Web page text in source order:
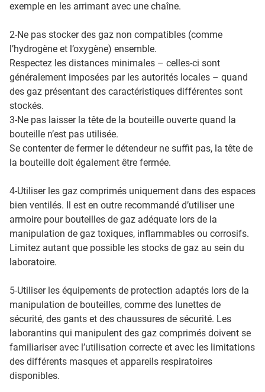
exemple en les arrimant avec une chaîne.
2-Ne pas stocker des gaz non compatibles (comme
l’hydrogène et l’oxygène) ensemble.
Respectez les distances minimales – celles-ci sont
généralement imposées par les autorités locales – quand
des gaz présentant des caractéristiques différentes sont
stockés.
3-Ne pas laisser la tête de la bouteille ouverte quand la
bouteille n’est pas utilisée.
Se contenter de fermer le détendeur ne suffit pas, la tête de
la bouteille doit également être fermée.
4-Utiliser les gaz comprimés uniquement dans des espaces
bien ventilés. Il est en outre recommandé d’utiliser une
armoire pour bouteilles de gaz adéquate lors de la
manipulation de gaz toxiques, inflammables ou corrosifs.
Limitez autant que possible les stocks de gaz au sein du
laboratoire.
5-Utiliser les équipements de protection adaptés lors de la
manipulation de bouteilles, comme des lunettes de
sécurité, des gants et des chaussures de sécurité. Les
laborantins qui manipulent des gaz comprimés doivent se
familiariser avec l’utilisation correcte et avec les limitations
des différents masques et appareils respiratoires
disponibles.